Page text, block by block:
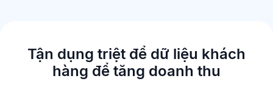
Tận dụng triệt để dữ liệu khách
hàng để tăng doanh thu